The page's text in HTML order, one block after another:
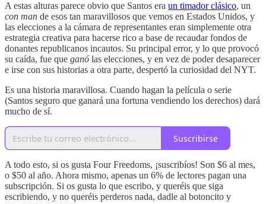
A estas alturas parece obvio que Santos era un timador clásico, un
con man de esos tan maravillosos que vemos en Estados Unidos, y
las elecciones a la cámara de representantes eran simplemente otra
estrategia creativa para hacerse rico a base de recaudar fondos de
donantes republicanos incautos. Su principal error, y lo que provocó
su caída, fue que ganó las elecciones, y en vez de poder desaparecer
e irse con sus historias a otra parte, despertó la curiosidad del NYT.
Es una historia maravillosa. Cuando hagan la película o serie
(Santos seguro que ganará una fortuna vendiendo los derechos) dará
mucho de sí.
Suscribirse
A todo esto, si os gusta Four Freedoms, ¡suscribíos! Son $6 al mes,
o $50 al año. Ahora mismo, apenas un 6% de lectores pagan una
subscripción. Si os gusta lo que escribo, y queréis que siga
escribiendo, y no queréis perderos nada, dadle al botoncito y